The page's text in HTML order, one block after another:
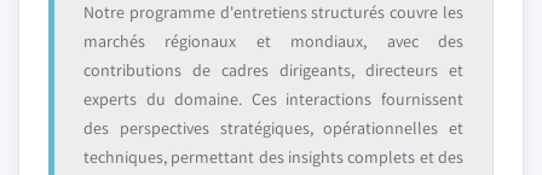
Notre programme d'entretiens structurés couvre les
marchés régionaux et mondiaux, avec des
contributions de cadres dirigeants, directeurs et
experts du domaine. Ces interactions fournissent
des perspectives stratégiques, opérationnelles et
techniques, permettant des insights complets et des